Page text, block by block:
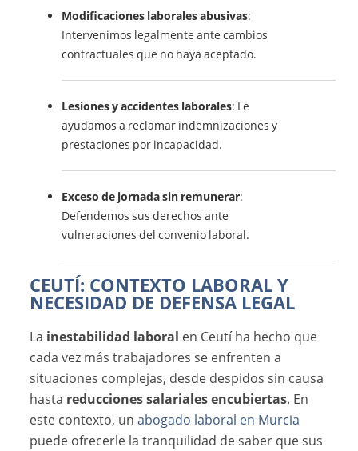
Modificaciones laborales abusivas:
Intervenimos legalmente ante cambios
contractuales que no haya aceptado.
Lesiones y accidentes laborales: Le
ayudamos a reclamar indemnizaciones y
prestaciones por incapacidad.
Exceso de jornada sin remunerar:
Defendemos sus derechos ante
vulneraciones del convenio laboral.
CEUTÍ: CONTEXTO LABORAL Y
NECESIDAD DE DEFENSA LEGAL
La inestabilidad laboral en Ceutí ha hecho que
cada vez más trabajadores se enfrenten a
situaciones complejas, desde despidos sin causa
hasta reducciones salariales encubiertas. En
este contexto, unabogado laboral en Murcia
puede ofrecerle la tranquilidad de saber que sus